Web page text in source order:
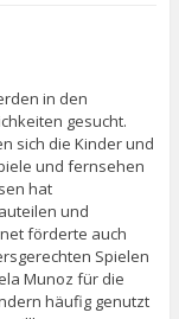
in den
gesucht.
sich die Kinder und
und fernsehen
hat
und
förderte auch
Spielen
Munoz für die
häufig genutzt